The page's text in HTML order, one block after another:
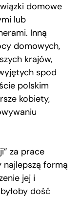
domowe
lub
Inną
domowych,
krajów,
spod
polskim
kobiety,
za prace
najlepszą formą
jej i
dość